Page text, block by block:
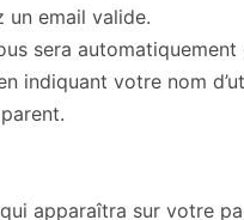
un email valide.
sera automatiquement
indiquant votre nom
apparaîtra sur votre